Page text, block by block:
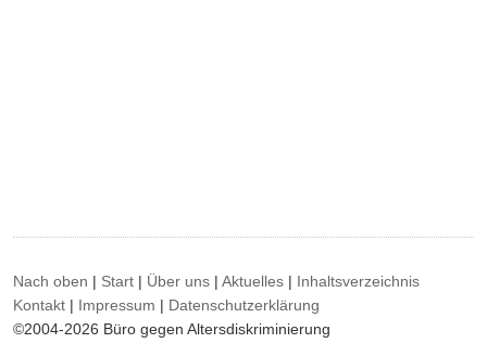
Nach oben | Start | Über uns |Aktuelles | Inhaltsverzeichnis
Kontakt | Impressum | Datenschutzerklärung
©2004-2026 Büro gegen Altersdiskriminierung